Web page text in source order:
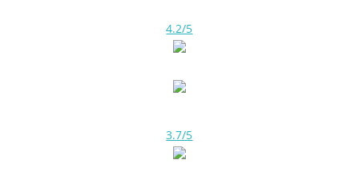
4.2/5
3.7/5